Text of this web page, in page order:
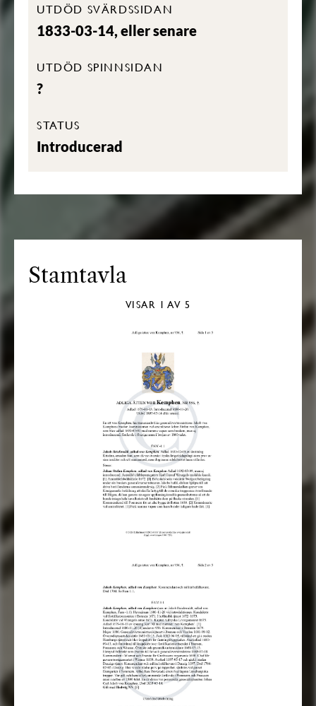
UTDÖD SVÄRDSSIDAN
1833-03-14, eller senare
UTDÖD SPINNSIDAN
?
STATUS
Introducerad
Stamtavla
VISAR 1 AV 5